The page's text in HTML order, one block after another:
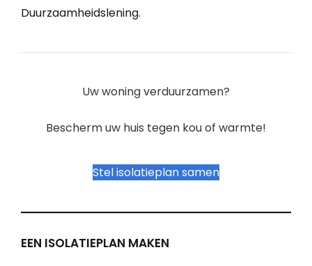
Duurzaamheidslening.
Uw woning verduurzamen?
Bescherm uw huis tegen kou of warmte!
Stel isolatieplan samen
EEN ISOLATIEPLAN MAKEN